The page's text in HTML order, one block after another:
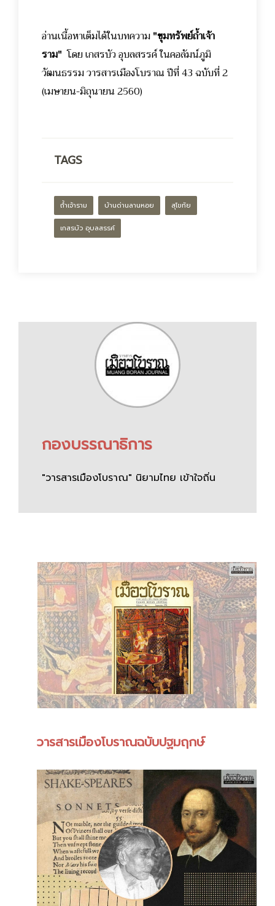
อ่านเนื้อหาเต็มได้ในบทความ"ขุมทรัพย์ถ้ำเจ้า
ราม"โดย เกสรบัว อุบลสรรค์ ในคอลัมน์ภูมิ
วัฒนธรรม วารสารเมืองโบราณ ปีที่ 43 ฉบับที่ 2
(เมษายน-มิถุนายน 2560)
TAGS
ถ้ำเจ้าราม บ้านด่านลานหอย สุโขทัย
เกสรบัว อุบลสรรค์
กองบรรณาธิการ
"วารสารเมืองโบราณ" นิยามไทย เข้าใจถิ่น
วารสารเมืองโบราณฉบับปฐมฤกษ์